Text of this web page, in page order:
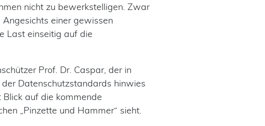
nicht zu bewerkstelligen. Zwar
einer gewissen
Last einseitig auf die
Prof. Dr. Caspar, der in
Datenschutzstandards hinwies
auf die kommende
„Pinzette und Hammer“ sieht.